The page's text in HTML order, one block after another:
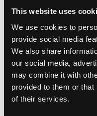
This website uses
We use cookies to
provide social media
We also share
our social media,
may combine it with
provided to them or
of their services.